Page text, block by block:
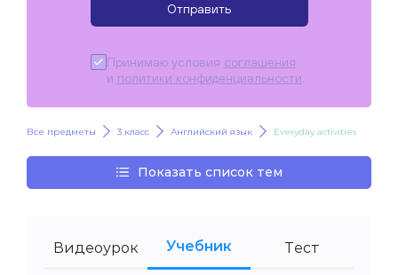
Отправить
Принимаю условия соглашения
и политики конфиденциальности
Все предметы 3 класс Английский язык Everyday activities
Показать список тем
Видеоурок Учебник Тест